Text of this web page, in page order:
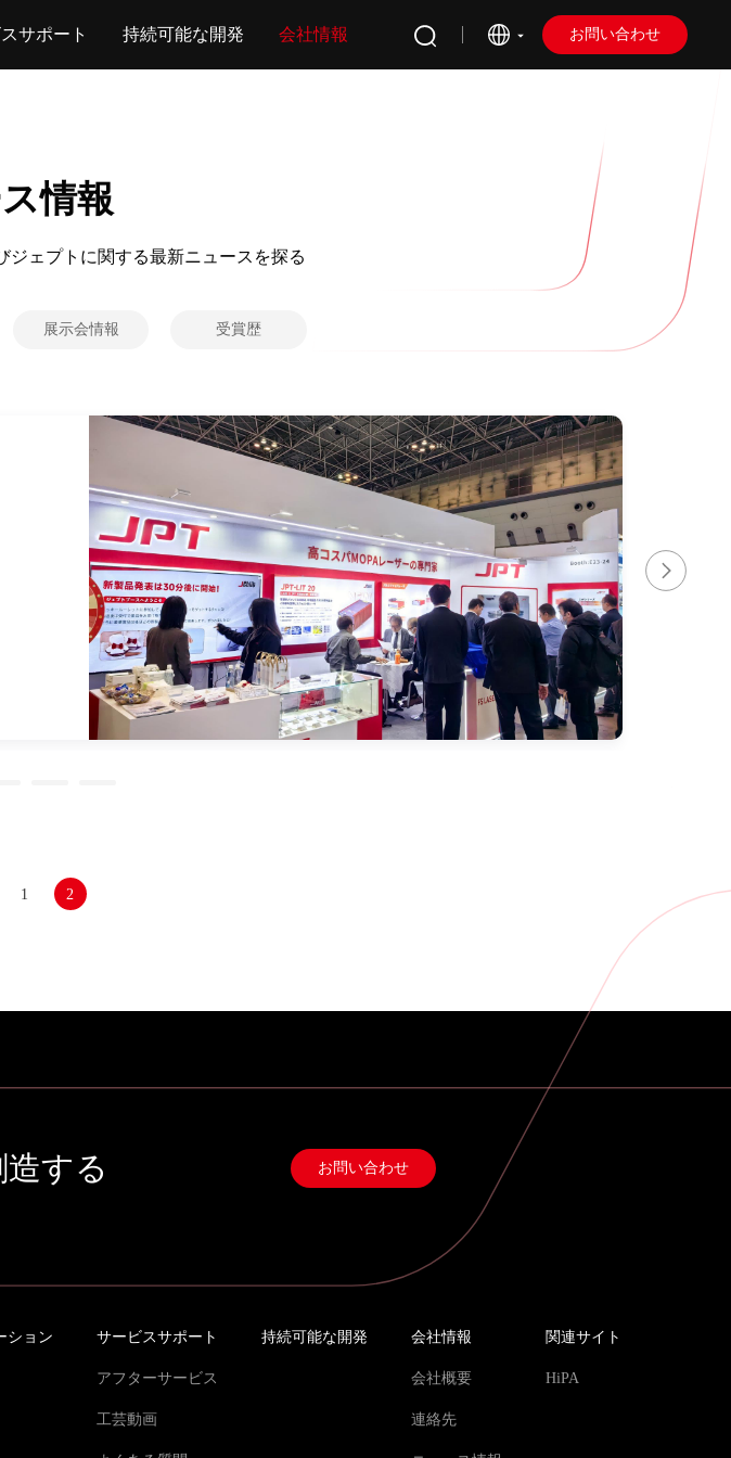
サポート 持続可能な開発 会社情報 お問い合わせ
情報
ェプトに関する最新ニュースを探る
展示会情報 受賞歴
1 2
する お問い合わせ
ション サービスサポート
アフターサービス
工芸動画
持続可能な開発 会社情報
会社概要
連絡先
関連サイト
HiPA